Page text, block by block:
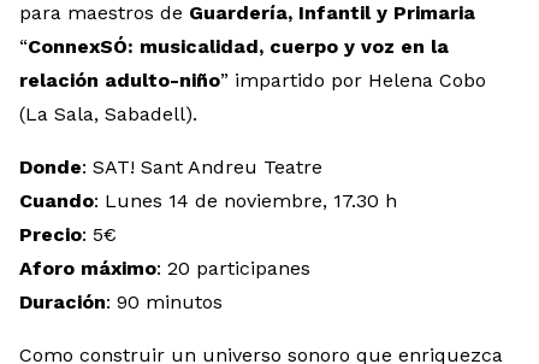
para maestros de Guardería, Infantil y Primaria
“ConnexSÓ: musicalidad, cuerpo y voz en la
relación adulto-niño” impartido por Helena Cobo
(La Sala, Sabadell).
Donde: SAT! Sant Andreu Teatre
Cuando: Lunes 14 de noviembre, 17.30 h
Precio: 5€
Aforo máximo: 20 participanes
Duración: 90 minutos
Como construir un universo sonoro que enriquezca